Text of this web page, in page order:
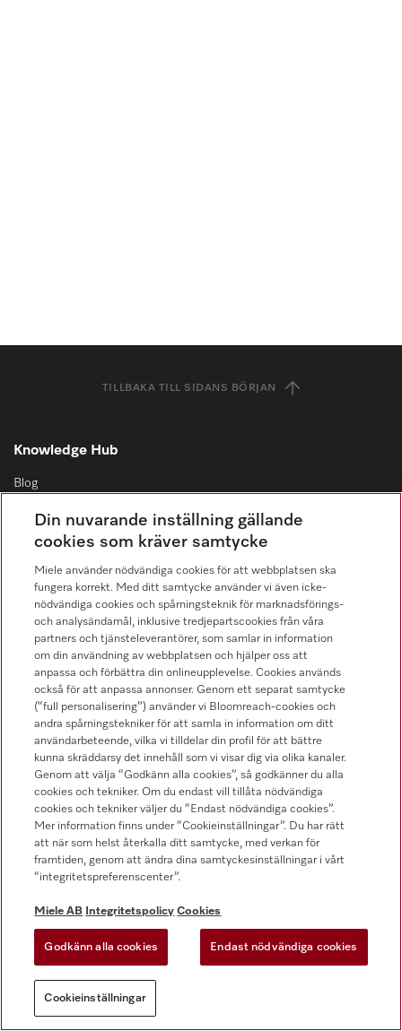
TILLBAKA TILL SIDANS BÖRJAN
Knowledge Hub
Blog
Produktnyheter
Kampanjer
Evenemang och utställningslokaler
Virtuellt showroom
Nerladdningsbara filer
Miele Corporate
Miele globalt
Press
Karriär
Uppgiftshantering
Mänskliga rättigheter
Certifikat
Affärspartner
Mieles privatkunder
Din nuvarande inställning gällande
cookies som kräver samtycke
Miele använder nödvändiga cookies för att webbplatsen ska
fungera korrekt. Med ditt samtycke använder vi även icke-
nödvändiga cookies och spårningsteknik för marknadsförings-
och analysändamål, inklusive tredjepartscookies från våra
partners och tjänsteleverantörer, som samlar in information
om din användning av webbplatsen och hjälper oss att
anpassa och förbättra din onlineupplevelse. Cookies används
också för att anpassa annonser. Genom ett separat samtycke
(“full personalisering”) använder vi Bloomreach-cookies och
andra spårningstekniker för att samla in information om ditt
användarbeteende, vilka vi tilldelar din profil för att bättre
kunna skräddarsy det innehåll som vi visar dig via olika kanaler.
Genom att välja “Godkänn alla cookies”, så godkänner du alla
cookies och tekniker. Om du endast vill tillåta nödvändiga
cookies och tekniker väljer du “Endast nödvändiga cookies”.
Mer information finns under “Cookieinställningar”. Du har rätt
att när som helst återkalla ditt samtycke, med verkan för
framtiden, genom att ändra dina samtyckesinställningar i vårt
“integritetspreferenscenter”.
Miele AB Integritetspolicy Cookies
Godkänn alla cookies Endast nödvändiga cookies
Cookieinställningar